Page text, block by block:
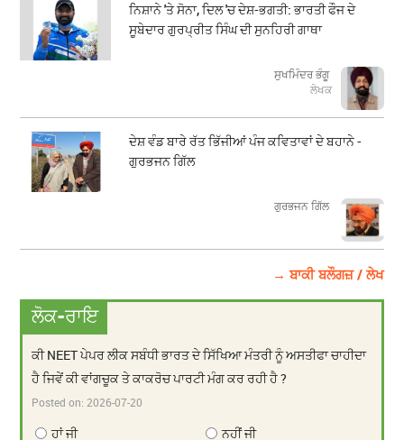
ਨਿਸ਼ਾਨੇ 'ਤੇ ਸੋਨਾ, ਦਿਲ 'ਚ ਦੇਸ਼-ਭਗਤੀ: ਭਾਰਤੀ ਫੌਜ ਦੇ
ਸੂਬੇਦਾਰ ਗੁਰਪ੍ਰੀਤ ਸਿੰਘ ਦੀ ਸੁਨਹਿਰੀ ਗਾਥਾ
ਸੁਖਮਿੰਦਰ ਭੰਗੂ
ਲੇਖਕ
ਦੇਸ਼ ਵੰਡ ਬਾਰੇ ਰੱਤ ਭਿੱਜੀਆਂ ਪੰਜ ਕਵਿਤਾਵਾਂ ਦੇ ਬਹਾਨੇ -
ਗੁਰਭਜਨ ਗਿੱਲ
​​​​​​​ਗੁਰਭਜਨ ਗਿੱਲ
→ ਬਾਕੀ ਬਲੌਗਜ਼ / ਲੇਖ
ਲੋਕ-ਰਾਇ
ਕੀ NEET ਪੇਪਰ ਲੀਕ ਸਬੰਧੀ ਭਾਰਤ ਦੇ ਸਿੱਖਿਆ ਮੰਤਰੀ ਨੂੰ ਅਸਤੀਫਾ ਚਾਹੀਦਾ
ਹੈ ਜਿਵੇਂ ਕੀ ਵਾਂਗਚੂਕ ਤੇ ਕਾਕਰੋਚ ਪਾਰਟੀ ਮੰਗ ਕਰ ਰਹੀ ਹੈ ?
Posted on:2026-07-20
ਹਾਂ ਜੀ ਨਹੀਂ ਜੀ